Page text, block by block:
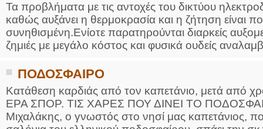
Τα προβλήματα με τις αντοχές του δικτύου
καθώς αυξάνει η θερμοκρασία και η ζήτηση είναι
συνηθισμένη.Ενίοτε παρατηρούνται διαρκείς
ζημιές με μεγάλο κόστος και φυσικά ουδείς
ΠΟΔΟΣΦΑΙΡΟ
Κατάθεση καρδιάς από τον καπετάνιο, μετά από
ΕΡΑ ΣΠΟΡ. ΤΙΣ ΧΑΡΕΣ ΠΟΥ ΔΙΝΕΙ ΤΟ
Μιχαλάκης, ο γνωστός στο νησί μας καπετάνιος,